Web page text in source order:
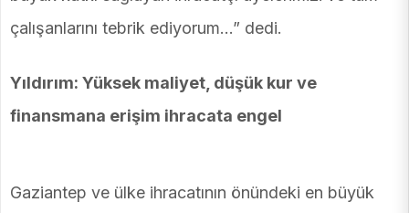
çalışanlarını tebrik ediyorum…” dedi.
Yıldırım: Yüksek maliyet, düşük kur ve
finansmana erişim ihracata engel
Gaziantep ve ülke ihracatının önündeki en büyük